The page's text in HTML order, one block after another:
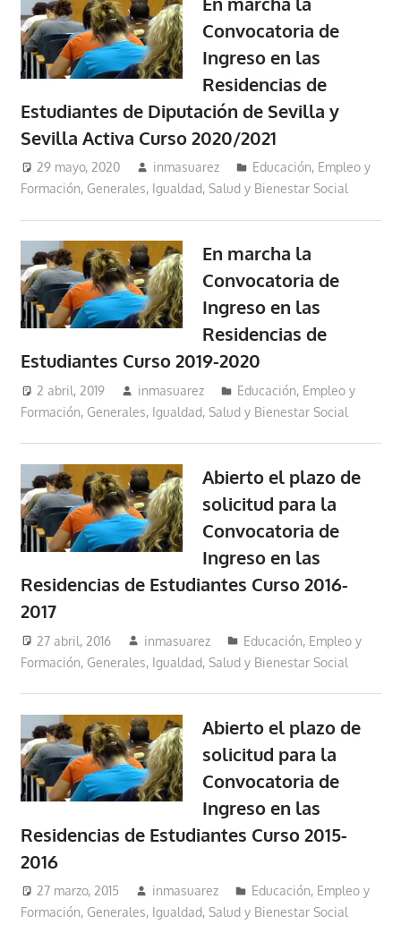
Convocatoria de
Ingreso en las
Residencias de
Estudiantes de Diputación de Sevilla y
Sevilla Activa Curso 2020/2021
29 mayo, 2020 inmasuarez
Educación, Empleo y
Formación, Generales, Igualdad, Salud y Bienestar Social
En marcha la
Convocatoria de
Ingreso en las
Residencias de
Estudiantes Curso 2019-2020
2 abril, 2019 inmasuarez
Educación, Empleo y
Formación, Generales, Igualdad, Salud y Bienestar Social
Abierto el plazo de
solicitud para la
Convocatoria de
Ingreso en las
Residencias de Estudiantes Curso 2016-
2017
27 abril, 2016 inmasuarez
Educación, Empleo y
Formación, Generales, Igualdad, Salud y Bienestar Social
Abierto el plazo de
solicitud para la
Convocatoria de
Ingreso en las
Residencias de Estudiantes Curso 2015-
2016
27 marzo, 2015 inmasuarez
Educación, Empleo y
Formación, Generales, Igualdad, Salud y Bienestar Social